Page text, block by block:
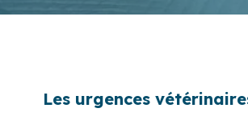
Les urgences